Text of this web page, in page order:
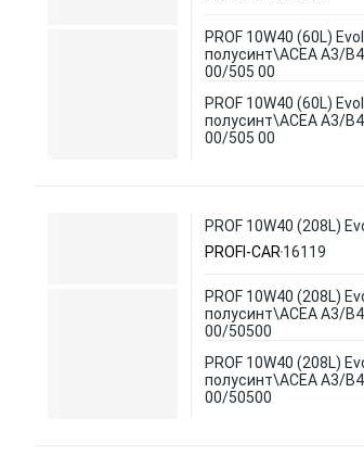
PROF 10W40 (60L)
полусинт\ACEA A3/
00/505 00
PROF 10W40 (60L)
полусинт\ACEA A3/
00/505 00
PROF 10W40 (208L)
PROFI-CAR 16119
PROF 10W40 (208L)
полусинт\ACEA A3/
00/50500
PROF 10W40 (208L)
полусинт\ACEA A3/
00/50500